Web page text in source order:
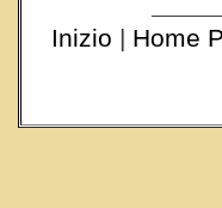
Inizio Home